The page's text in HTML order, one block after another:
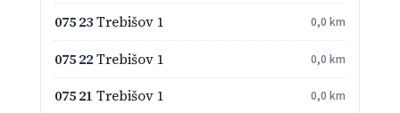
075 23Trebišov 1 0,0 km
075 22Trebišov 1 0,0 km
075 21 Trebišov 1 0,0 km